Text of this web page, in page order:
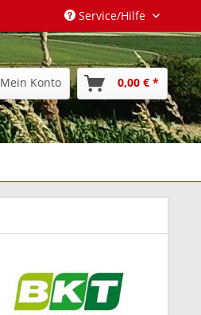
Service/Hilfe
Mein Konto 0,00 € *